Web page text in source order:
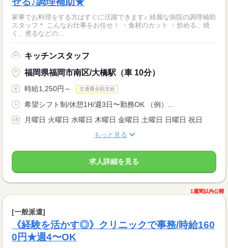
家事でお料理をする方はすぐに活躍できます♪ 綺麗な病院の調理補助
スタッフ＊ こんなお仕事をお任せ！ ・食材のカット ・炒める、焼
く、煮るなどの...
キッチンスタッフ
福岡県福岡市南区/大橋駅（車 10分）
時給1,250円～ 交通費全額支給
希望シフト制/休憩1H/週3日〜勤務OK （例）...
月曜日 火曜日 水曜日 木曜日 金曜日 土曜日 日曜日 祝日
もっと見る
求人詳細を見る
1週間以内公開
[一般派遣]
《経験を活かす◎》クリニックで事務/時給160
0円★週4〜OK